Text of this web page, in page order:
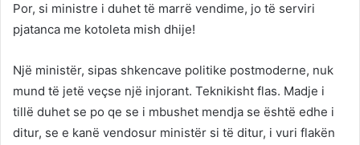
Por, si ministre i duhet të marrë vendime, jo të serviri
pjatanca me kotoleta mish dhije!
Një ministër, sipas shkencave politike postmoderne, nuk
mund të jetë veçse një injorant. Teknikisht flas. Madje i
tillë duhet se po qe se i mbushet mendja se është edhe i
ditur, se e kanë vendosur ministër si të ditur, i vuri flakën